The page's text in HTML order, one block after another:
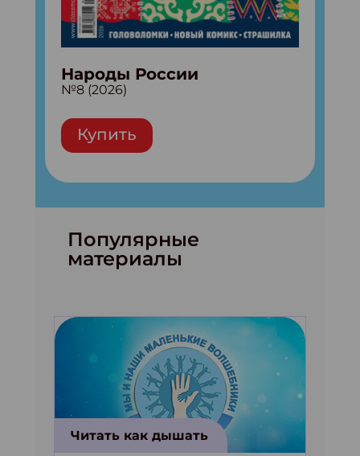
Народы России
№8 (2026)
Купить
Популярные
материалы
Читать как дышать